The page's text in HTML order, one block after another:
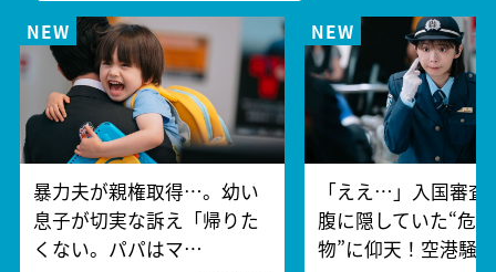
暴力夫が親権取得…。幼い
息子が切実な訴え「帰りた
くない。パパはマ…
「ええ…」入国審査
腹に隠していた“危
物”に仰天！空港騒